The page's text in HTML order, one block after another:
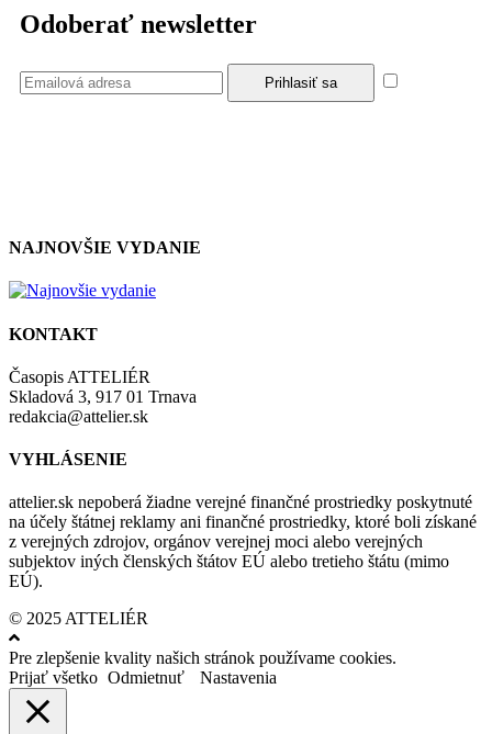
Odoberať newsletter
NAJNOVŠIE VYDANIE
KONTAKT
Časopis ATTELIÉR
Skladová 3, 917 01 Trnava
redakcia@attelier.sk
VYHLÁSENIE
attelier.sk nepoberá žiadne verejné finančné prostriedky poskytnuté
na účely štátnej reklamy ani finančné prostriedky, ktoré boli získané
z verejných zdrojov, orgánov verejnej moci alebo verejných
subjektov iných členských štátov EÚ alebo tretieho štátu (mimo
EÚ).
© 2025 ATTELIÉR
Pre zlepšenie kvality našich stránok používame cookies.
Prijať všetko Odmietnuť Nastavenia